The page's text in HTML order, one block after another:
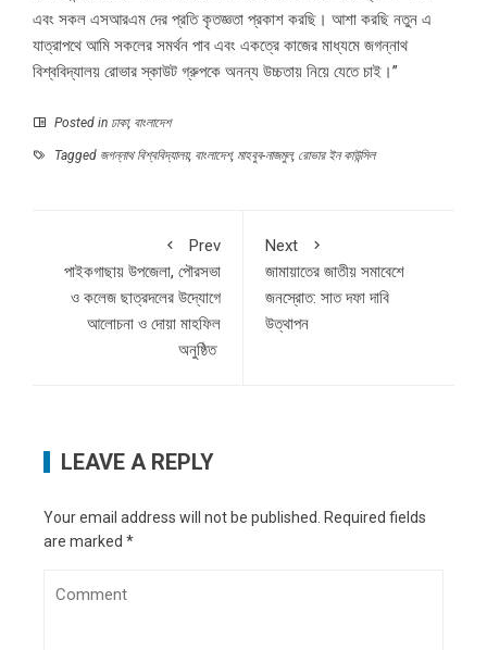
এবং সকল এসআরএম দের প্রতি কৃতজ্ঞতা প্রকাশ করছি। আশা করছি নতুন এ
যাত্রাপথে আমি সকলের সমর্থন পাব এবং একত্রে কাজের মাধ্যমে জগন্নাথ
বিশ্ববিদ্যালয় রোভার স্কাউট গ্রুপকে অনন্য উচ্চতায় নিয়ে যেতে চাই।”
Posted in ঢাকা, বাংলাদেশ
Tagged জগন্নাথ বিশ্ববিদ্যালয়, বাংলাদেশ, মাহবুব-নাজমুল, রোভার ইন কাউন্সিল
Prev
পাইকগাছায় উপজেলা, পৌরসভা
ও কলেজ ছাত্রদলের উদ্যোগে
আলোচনা ও দোয়া মাহফিল
অনুষ্ঠিত
Next
জামায়াতের জাতীয় সমাবেশে
জনস্রোত: সাত দফা দাবি
উত্থাপন
LEAVE A REPLY
Your email address will not be published.
Required fields
are marked *